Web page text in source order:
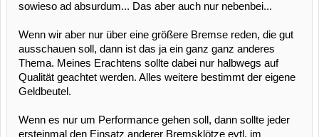
sowieso ad absurdum... Das aber auch nur nebenbei...
Wenn wir aber nur über eine größere Bremse reden, die gut
ausschauen soll, dann ist das ja ein ganz ganz anderes
Thema. Meines Erachtens sollte dabei nur halbwegs auf
Qualität geachtet werden. Alles weitere bestimmt der eigene
Geldbeutel.
Wenn es nur um Performance gehen soll, dann sollte jeder
ersteinmal den Einsatz anderer Bremsklötze evtl. im